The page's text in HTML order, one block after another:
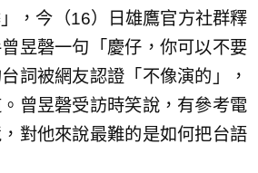
，今（16）日雄鷹官方社群釋
昱磬一句「慶仔，你可以不要
詞被網友認證「不像演的」，
曾昱磬受訪時笑說，有參考電
對他來說最難的是如何把台語